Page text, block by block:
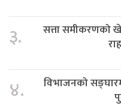
३.
सत्ता समीकरणको
४.
विभाजनको